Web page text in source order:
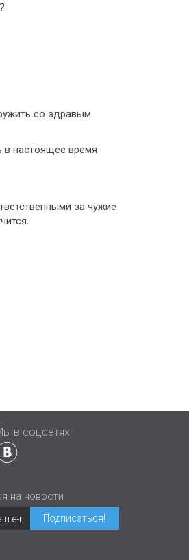
со здравым
в настоящее время
за чужие
в соцсетях
на новости